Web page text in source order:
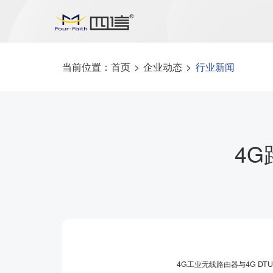
当前位置： 首页 > 企业动态 > 行业新闻
4G
4G工业无线路由器与4G DTU,